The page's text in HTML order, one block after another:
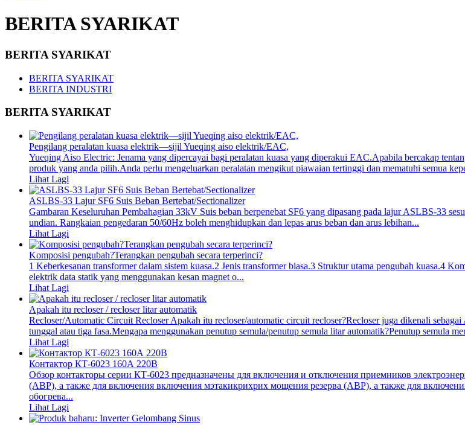
BERITA SYARIKAT
BERITA SYARIKAT
BERITA SYARIKAT
BERITA INDUSTRI
BERITA SYARIKAT
Pengilang peralatan kuasa elektrik—sijil Yueqing aiso elektrik/EAC,
Yueqing Aiso Electric: Jenama yang dipercayai bagi peralatan kuasa yang diperakui EAC.Apabila bercakap
produk yang anda pilih.Anda perlu mengeluarkan peralatan mengikut piawaian tertinggi dan mematuhi semua
Lihat Lagi
ASLBS-33 Lajur SF6 Suis Beban Bertebat/Sectionalizer
Gambaran Keseluruhan Pembahagian 33kV Suis beban berpenebat SF6 yang dipasang pada lajur ASLBS-33
undian. Rangkaian pengedaran 50/60Hz boleh menghidupkan dan lepas arus beban dan arus lebihan...
Lihat Lagi
Komposisi pengubah?Terangkan pengubah secara terperinci?
1 Keberkesanan transformer dalam sistem kuasa.2 Jenis transformer biasa.3 Struktur utama pengubah kuasa.4
elektrik data statik yang menggunakan kesan magnet o...
Lihat Lagi
Apakah itu recloser / recloser litar automatik
Recloser/Automatic Circuit Recloser Apakah itu recloser/automatic circuit recloser?Recloser juga dikenali
tunggal atau tiga fasa.Mengapa menggunakan penutup semula/penutup semula litar automatik?Penutup semula
Lihat Lagi
Контактор КТ-6023 160А 220В
Обзор контакторы серии КТ-6023 предназначены для включения и отключения приемников
(АВР), а также для включения включения мэтакикрихрих мощения резерва (АВР), а также для
обогрева...
Lihat Lagi